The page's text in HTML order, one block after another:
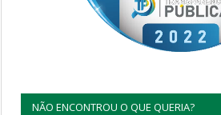
NÃO ENCONTROU O QUE QUERIA?